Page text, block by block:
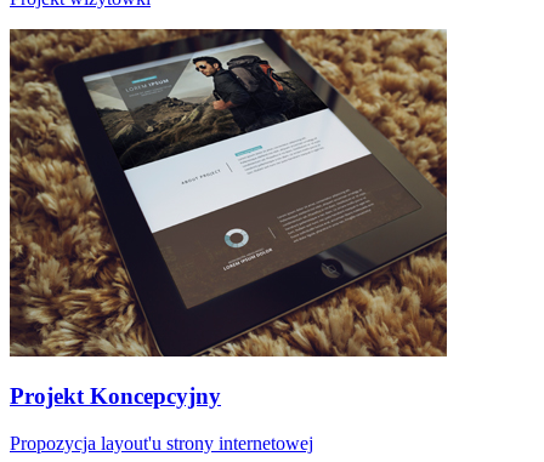
Projekt Koncepcyjny
Propozycja layout'u strony internetowej